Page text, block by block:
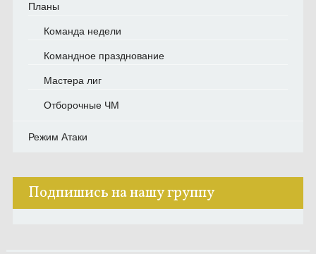
Планы
Команда недели
Командное празднование
Мастера лиг
Отборочные ЧМ
Режим Атаки
Подпишись на нашу группу